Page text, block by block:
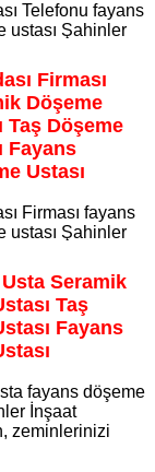
Telefonu fayans
ustası Şahinler
gibi işleyen
özel hizmet
Firması
Döşeme
Taş Döşeme
Fayans
Ustası
Firması fayans
ustası Şahinler
gibi işleyen
özel hizmet
Usta Seramik
Taş
Fayans
fayans döşeme
İnşaat
zeminlerinizi
Usta